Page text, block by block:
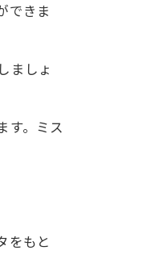
できま
ましょ
す。ミス
をもと